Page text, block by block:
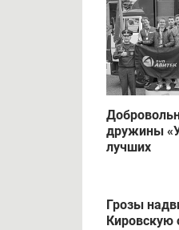
дружины
лучших
Грозы
Кировскую